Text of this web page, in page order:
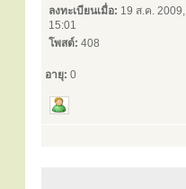
ลงทะเบียนเมื่อ: 19 ส.ค. 2009,
15:01
โพสต์: 408
อายุ: 0